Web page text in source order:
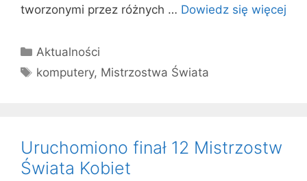
tworzonymi przez różnych … Dowiedz się więcej
Kategorie
Aktualności
Tagi
komputery, Mistrzostwa Świata
Uruchomiono finał 12 Mistrzostw
Świata Kobiet